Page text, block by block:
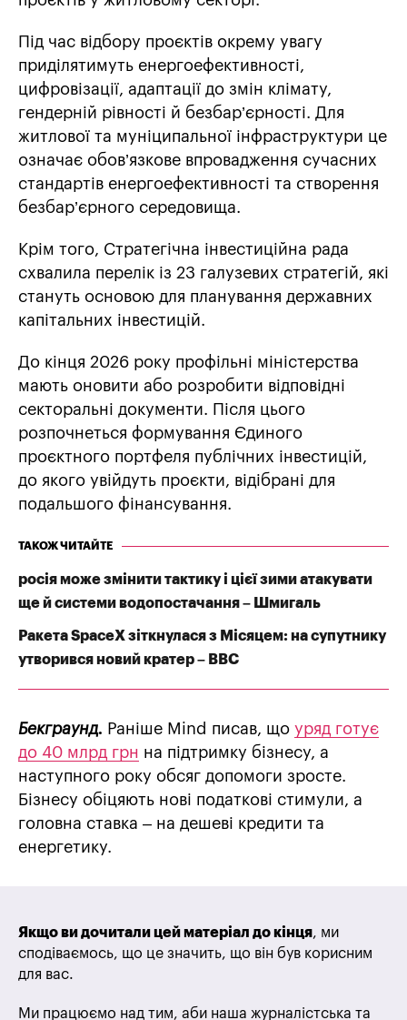
Під час відбору проєктів окрему увагу
приділятимуть енергоефективності,
цифровізації, адаптації до змін клімату,
гендерній рівності й безбар’єрності. Для
житлової та муніципальної інфраструктури це
означає обов’язкове впровадження сучасних
стандартів енергоефективності та створення
безбар’єрного середовища.
Крім того, Стратегічна інвестиційна рада
схвалила перелік із 23 галузевих стратегій, які
стануть основою для планування державних
капітальних інвестицій.
До кінця 2026 року профільні міністерства
мають оновити або розробити відповідні
секторальні документи. Після цього
розпочнеться формування Єдиного
проєктного портфеля публічних інвестицій,
до якого увійдуть проєкти, відібрані для
подальшого фінансування.
ТАКОЖ ЧИТАЙТЕ
росія може змінити тактику і цієї зими атакувати
ще й системи водопостачання – Шмигаль
Ракета SpaceX зіткнулася з Місяцем: на супутнику
утворився новий кратер – BBC
Бекграунд. Раніше Mind писав, що уряд готує
до 40 млрд грн на підтримку бізнесу, а
наступного року обсяг допомоги зросте.
Бізнесу обіцяють нові податкові стимули, а
головна ставка – на дешеві кредити та
енергетику.
Якщо ви дочитали цей матеріал до кінця, ми
сподіваємось, що це значить, що він був корисним
для вас.
Ми працюємо над тим, аби наша журналістська та